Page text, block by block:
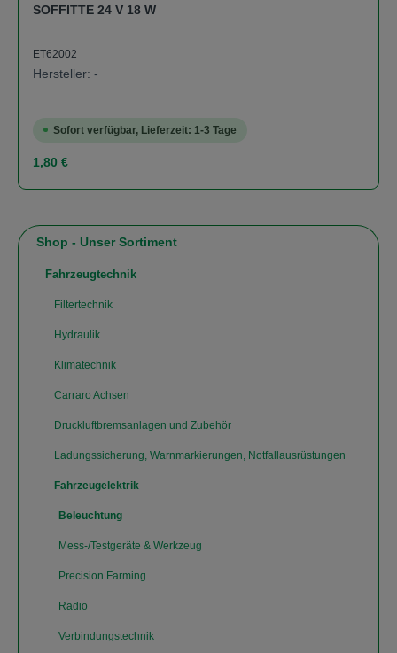
Shop - Unser Sortiment
Fahrzeugtechnik
Filtertechnik
Hydraulik
Klimatechnik
Carraro Achsen
Druckluftbremsanlagen und Zubehör
Ladungssicherung, Warnmarkierungen, Notfallausrüstungen
Fahrzeugelektrik
Beleuchtung
Mess-/Testgeräte & Werkzeug
Precision Farming
Radio
Verbindungstechnik
SOFFITTE 24 V 18 W
ET62002
Hersteller: -
Sofort verfügbar, Lieferzeit: 1-3 Tage
Regulärer Preis:
1,80 €